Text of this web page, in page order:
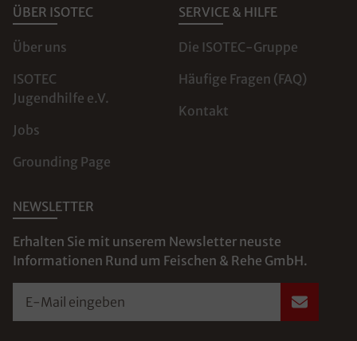
ÜBER ISOTEC
Über uns
ISOTEC
Jugendhilfe e.V.
Jobs
Grounding Page
SERVICE & HILFE
Die ISOTEC-Gruppe
Häufige Fragen (FAQ)
Kontakt
NEWSLETTER
Erhalten Sie mit unserem Newsletter neuste
Informationen Rund um Feischen & Rehe GmbH.
E-Mail eingeben